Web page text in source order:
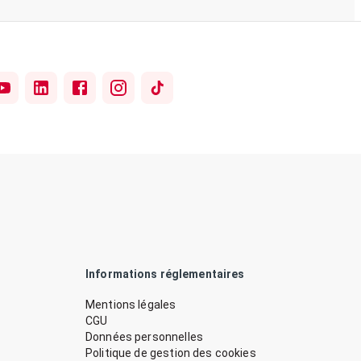
Informations réglementaires
Mentions légales
CGU
Données personnelles
Politique de gestion des cookies